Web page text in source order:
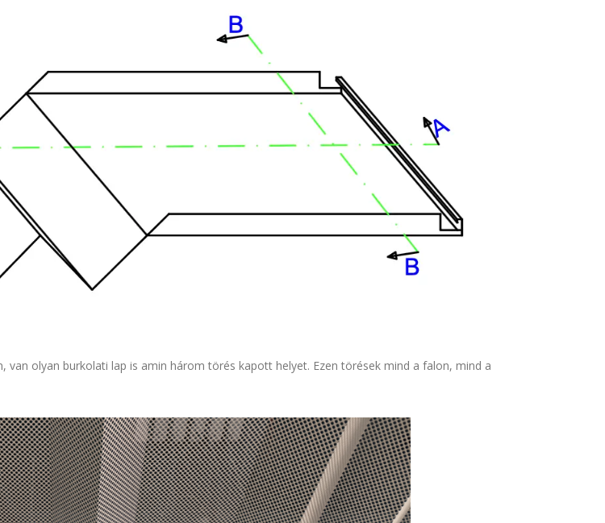
olyan burkolati lap is amin három törés kapott helyet. Ezen törések mind a falon, mind a